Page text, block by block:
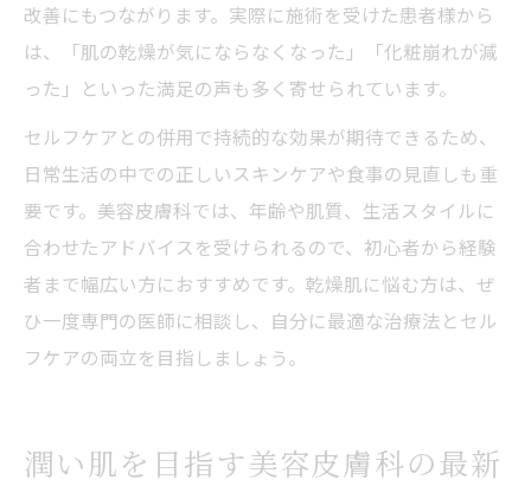
改善にもつながります。実際に施術を受けた患者様から
は、「肌の乾燥が気にならなくなった」「化粧崩れが減
った」といった満足の声も多く寄せられています。
セルフケアとの併用で持続的な効果が期待できるため、
日常生活の中での正しいスキンケアや食事の見直しも重
要です。美容皮膚科では、年齢や肌質、生活スタイルに
合わせたアドバイスを受けられるので、初心者から経験
者まで幅広い方におすすめです。乾燥肌に悩む方は、ぜ
ひ一度専門の医師に相談し、自分に最適な治療法とセル
フケアの両立を目指しましょう。
潤い肌を目指す美容皮膚科の最新